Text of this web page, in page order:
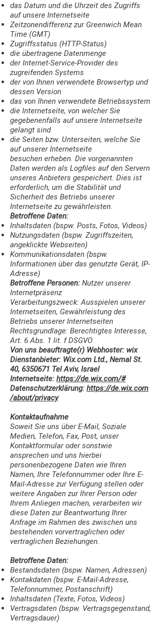
das Datum und die Uhrzeit des Zugriffs
auf unsere Internetseite
Zeitzonendifferenz zur Greenwich Mean
Time (GMT)
Zugriffsstatus (HTTP-Status)
die übertragene Datenmenge
der Internet-Service-Provider des
zugreifenden Systems
der von Ihnen verwendete Browsertyp und
dessen Version
das von Ihnen verwendete Betriebssystem
die Internetseite, von welcher Sie
gegebenenfalls auf unsere Internetseite
gelangt sind
die Seiten bzw. Unterseiten, welche Sie
auf unserer Internetseite
besuchen erheben. Die vorgenannten
Daten werden als Logfiles auf den Servern
unseres Anbieters gespeichert. Dies ist
erforderlich, um die Stabilität und
Sicherheit des Betriebs unserer
Internetseite zu gewährleisten.
Betroffene Daten:
Inhaltsdaten (bspw. Posts, Fotos, Videos)
Nutzungsdaten (bspw. Zugriffszeiten,
angeklickte Webseiten)
Kommunikationsdaten (bspw.
Informationen über das genutzte Gerät, IP-
Adresse)
Betroffene Personen: Nutzer unserer
Internetpräsenz
Verarbeitungszweck: Ausspielen unserer
Internetseiten, Gewährleistung des
Betriebs unserer Internetseiten
Rechtsgrundlage: Berechtigtes Interesse,
Art. 6 Abs. 1 lit. f DSGVO
Von uns beauftragte(r) Webhoster: wix
Dienstanbieter: Wix.com Ltd., Nemal St.
40, 6350671 Tel Aviv, Israel
Internetseite: https://de.wix.com/#
Datenschutzerklärung: https://de.wix.com
/about/privacy
Kontaktaufnahme
Soweit Sie uns über E-Mail, Soziale
Medien, Telefon, Fax, Post, unser
Kontaktformular oder sonstwie
ansprechen und uns hierbei
personenbezogene Daten wie Ihren
Namen, Ihre Telefonnummer oder Ihre E-
Mail-Adresse zur Verfügung stellen oder
weitere Angaben zur Ihrer Person oder
Ihrem Anliegen machen, verarbeiten wir
diese Daten zur Beantwortung Ihrer
Anfrage im Rahmen des zwischen uns
bestehenden vorvertraglichen oder
vertraglichen Beziehungen.
Betroffene Daten:
Bestandsdaten (bspw. Namen, Adressen)
Kontakdaten (bspw. E-Mail-Adresse,
Telefonnummer, Postanschrift)
Inhaltsdaten (Texte, Fotos, Videos)
Vertragsdaten (bspw. Vertragsgegenstand,
Vertragsdauer)